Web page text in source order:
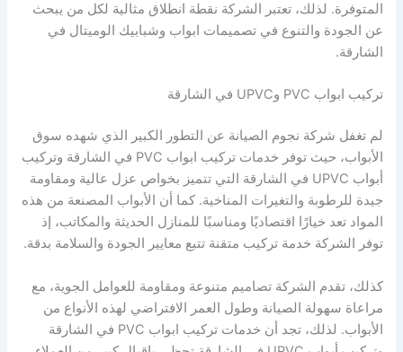
المتوفرة. لذلك، تعتبر الشركة نقطة انطلاق مثالية لكل من يبحث
عن الجودة والتنوع في تصميمات ابواب وشبابيك الوميتال في
الشارقة.
تركيب ابواب PVC وUPVC في الشارقة
لم تغفل شركة نجوم الصيانة عن التطور الكبير الذي شهده سوق
الأبواب، حيث توفر خدمات تركيب ابواب PVC في الشارقة وتركيب
أبواب UPVC في الشارقة التي تتميز بخواص عزل عالية ومقاومة
جيدة للرطوبة والتغيرات المناخية. كما أن الأبواب المصنعة من هذه
المواد تعد خيارًا اقتصاديًا ومناسبًا للمنازل الحديثة والمكاتب، إذ
توفر الشركة خدمة تركيب متقنة تتبع معايير الجودة والسلامة بدقة.
كذلك، تقدم الشركة تصاميم متنوعة ومقاومة للعوامل الجوية، مع
مراعاة سهولة الصيانة وطول العمر الافتراضي لهذه الأنواع من
الأبواب. لذلك، تجد أن خدمات تركيب ابواب PVC في الشارقة